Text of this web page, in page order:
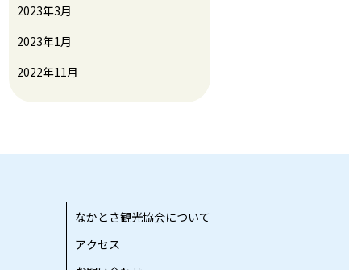
2023年3月
2023年1月
2022年11月
なかとさ観光協会について
アクセス